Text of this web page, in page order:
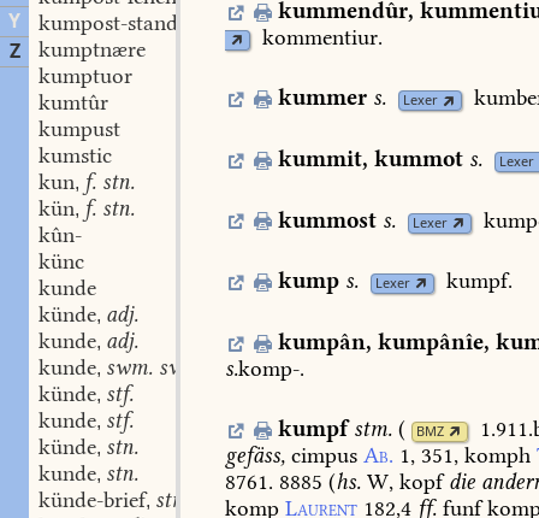
Y
Z
kumpost-stande
swf.
kumptnære
kumptuor
kumtûr
kumpust
kumstic
kun, f. stn.
kün, f. stn.
kûn-
künc
kunde
künde, adj.
kunde, adj.
kunde, swm. swf.
künde, stf.
kunde, stf.
künde, stn.
kunde, stn.
künde-brief, stm.
kummendûr,
kommentiur.
kummer s. Lexer
kummit, kummot s. Lexer
kummost s. Lexer
kump s. Lexer kumpf.
kumpân, kumpânîe,
s.komp-.
kumpf stm. ( BMZ
gefäss, cimpus Ab. 1, 351, komph
8761. 8885 (hs. W, kopf die
komp Laurent 182,4 ff. funf